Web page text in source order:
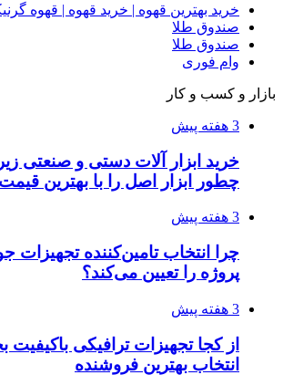
خرید بهترین قهوه | خرید قهوه | قهوه
صندوق طلا
صندوق طلا
وام فوری
بازار و کسب و کار
3 هفته پیش
خرید ابزار آلات دستی و صنعتی
چطور ابزار اصل را با بهترین
3 هفته پیش
چرا انتخاب تامین‌کننده تجهیزات
پروژه را تعیین می‌کند؟
3 هفته پیش
از کجا تجهیزات ترافیکی باکیفیت
انتخاب بهترین فروشنده